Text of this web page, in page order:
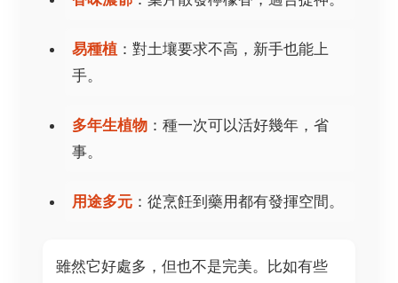
易種植 ：對土壤要求不高，新手也能上
手。
多年生植物 ：種一次可以活好幾年，省
事。
用途多元 ：從烹飪到藥用都有發揮空間。
雖然它好處多，但也不是完美。比如有些